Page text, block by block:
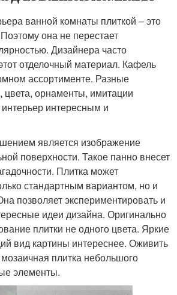
ванной комнаты плиткой – это
она не перестает
Дизайнера часто
отделочный материал. Кафель
ассортименте. Разные
цвета, орнаменты, имитации
интересным и
является изображение
поверхности. Такое панно внесет
Плитка может
стандартным вариантом, но и
позволяет экспериментировать и
идеи дизайна. Оригинально
плитки не одного цвета. Яркие
вид картины интереснее. Оживить
плитка небольшого
элементы.